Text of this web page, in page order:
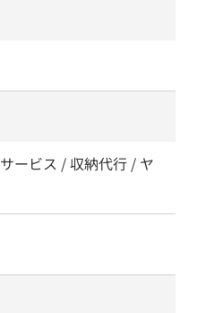
ービス / 収納代行 / ヤ